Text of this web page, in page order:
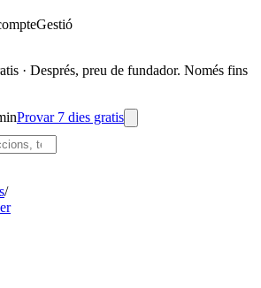
Gestió
· Després, preu de fundador. Només fins
Provar 7 dies gratis
/